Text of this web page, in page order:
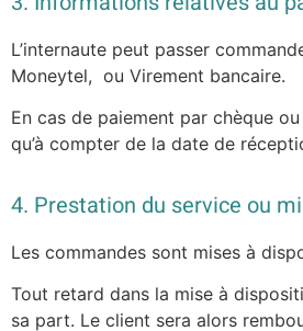
L’internaute peut passer
Moneytel, ou Virement bancaire.
En cas de paiement par chèque
qu’à compter de la date de
4. Prestation du service ou
Les commandes sont mises à
Tout retard dans la mise à
sa part. Le client sera alors